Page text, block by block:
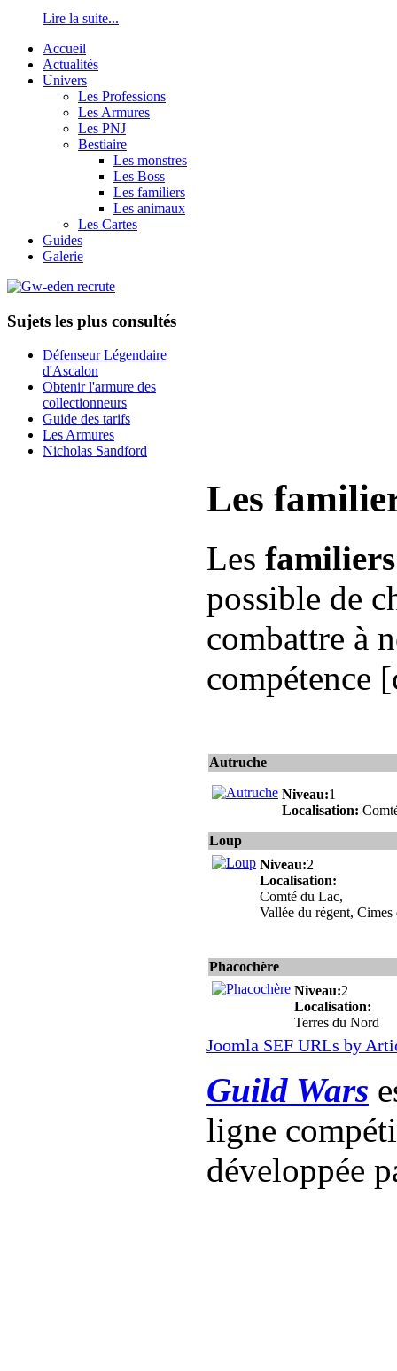
Lire la suite...
Accueil
Actualités
Univers
Les Professions
Les Armures
Les PNJ
Bestiaire
Les monstres
Les Boss
Les familiers
Les animaux
Les Cartes
Guides
Galerie
Sujets les plus consultés
Défenseur Légendaire
d'Ascalon
Obtenir l'armure des
collectionneurs
Guide des tarifs
Les Armures
Nicholas Sandford
Les
Les
possible de
combattre à
compétence
Autruche
Niveau:1
Localisation:
Loup
Niveau:2
Localisation:
Comté du Lac,
Vallée du régent, Cimes
Phacochère
Niveau:2
Localisation:
Terres du Nord
Joomla SEF URLs by
Guild Wars
ligne
développée